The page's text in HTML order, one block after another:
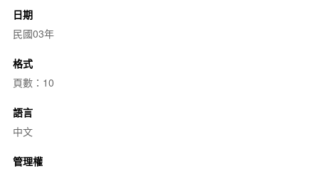
日期
民國03年
格式
頁數：10
語言
中文
管理權